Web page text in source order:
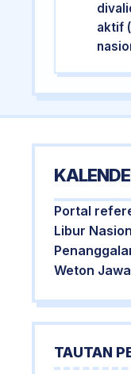
aktif
Portal
Libur
Weton
TAUTAN